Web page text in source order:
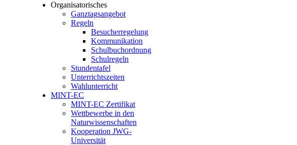
Organisatorisches
Ganztagsangebot
Regeln
Besucherregelung
Kommunikation
Schulbuchordnung
Schulregeln
Stundentafel
Unterrichtszeiten
Wahlunterricht
MINT-EC
MINT-EC Zertifikat
Wettbewerbe in den
Naturwissenschaften
Kooperation JWG-
Universität